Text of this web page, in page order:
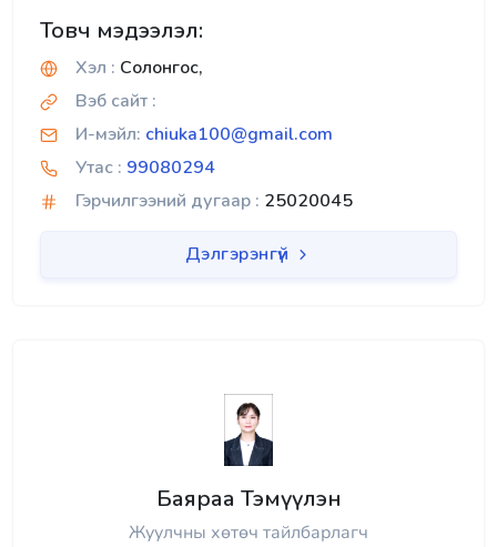
Товч мэдээлэл:
Хэл : Солонгос,
Вэб сайт :
И-мэйл: chiuka100@gmail.com
Утас : 99080294
Гэрчилгээний дугаар : 25020045
Дэлгэрэнгүй
Баяраа Тэмүүлэн
Жуулчны хөтөч тайлбарлагч